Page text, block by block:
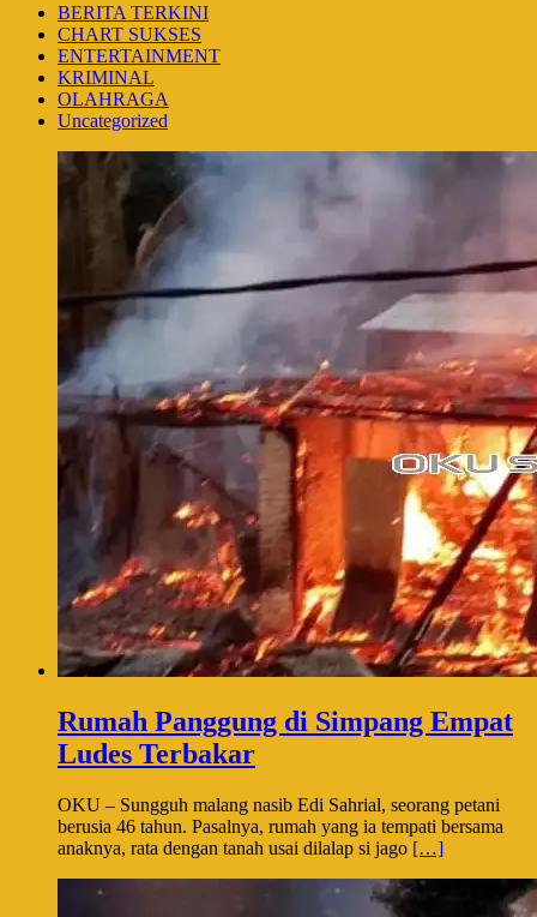
BERITA TERKINI
CHART SUKSES
ENTERTAINMENT
KRIMINAL
OLAHRAGA
Uncategorized
Rumah Panggung di Simpang Empat
Ludes Terbakar
OKU – Sungguh malang nasib Edi Sahrial, seorang petani
berusia 46 tahun. Pasalnya, rumah yang ia tempati bersama
anaknya, rata dengan tanah usai dilalap si jago […]